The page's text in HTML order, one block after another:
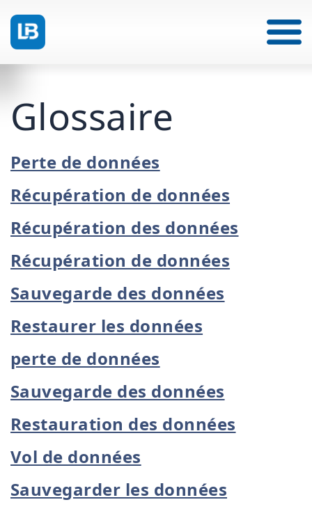
Glossaire
Perte de données
Récupération de données
Récupération des données
Récupération de données
Sauvegarde des données
Restaurer les données
perte de données
Sauvegarde des données
Restauration des données
Vol de données
Sauvegarder les données